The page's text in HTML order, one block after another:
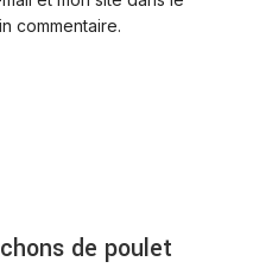
commentaire.
de poulet